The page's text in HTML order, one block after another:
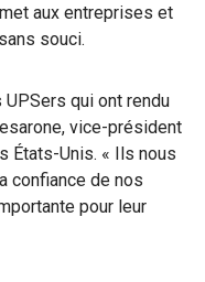
aux entreprises et
souci.
qui ont rendu
vice-président
États-Unis. « Ils nous
confiance de nos
pour leur